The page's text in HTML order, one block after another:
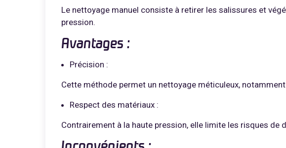
Le nettoyage manuel consiste à retirer les salissures et
pression.
Avantages :
Précision :
Cette méthode permet un nettoyage méticuleux,
Respect des matériaux :
Contrairement à la haute pression, elle limite les risques de